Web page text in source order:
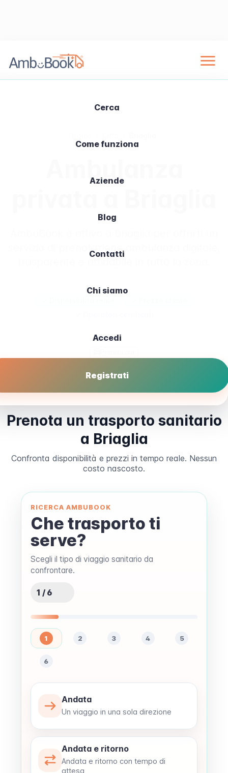
Cerca
Come funziona
Aziende
Blog
Contatti
Chi siamo
Accedi
Registrati
Ambulanza
servizio di prenotazione ambulanza digitale,
Prenota un trasporto sanitario
a Briaglia
Confronta disponibilità e prezzi in tempo reale. Nessun
costo nascosto.
RICERCA AMBUBOOK
Che trasporto ti
serve?
Scegli il tipo di viaggio sanitario da
confrontare.
1 / 6
1 2 3 4 5
6
Andata
Un viaggio in una sola direzione
Andata e ritorno
Andata e ritorno con tempo di
attesa